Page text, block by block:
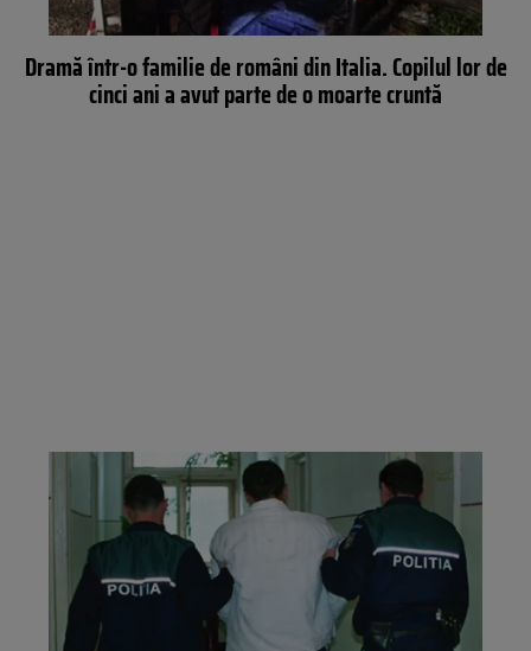
Dramă într-o familie de români din Italia. Copilul lor de
cinci ani a avut parte de o moarte cruntă